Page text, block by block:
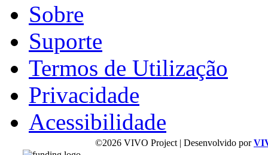
Sobre
Suporte
Termos de Utilização
Privacidade
Acessibilidade
©2026 VIVO Project | Desenvolvido por